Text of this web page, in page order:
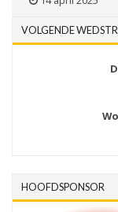
VOLGENDE
HOOFDSPONSOR